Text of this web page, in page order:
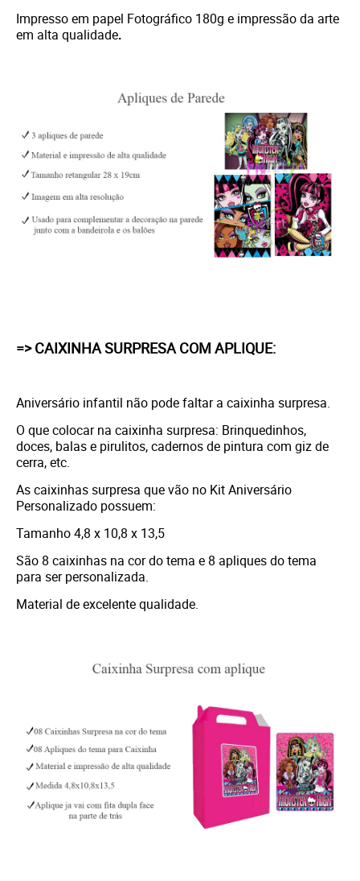
Impresso em papel Fotográfico 180g e impressão da arte
em alta qualidade.
=> CAIXINHA SURPRESA COM APLIQUE:
Aniversário infantil não pode faltar a caixinha surpresa.
O que colocar na caixinha surpresa: Brinquedinhos,
doces, balas e pirulitos, cadernos de pintura com giz de
cerra, etc.
As caixinhas surpresa que vão no Kit Aniversário
Personalizado possuem:
Tamanho 4,8 x 10,8 x 13,5
São 8 caixinhas na cor do tema e 8 apliques do tema
para ser personalizada.
Material de excelente qualidade.